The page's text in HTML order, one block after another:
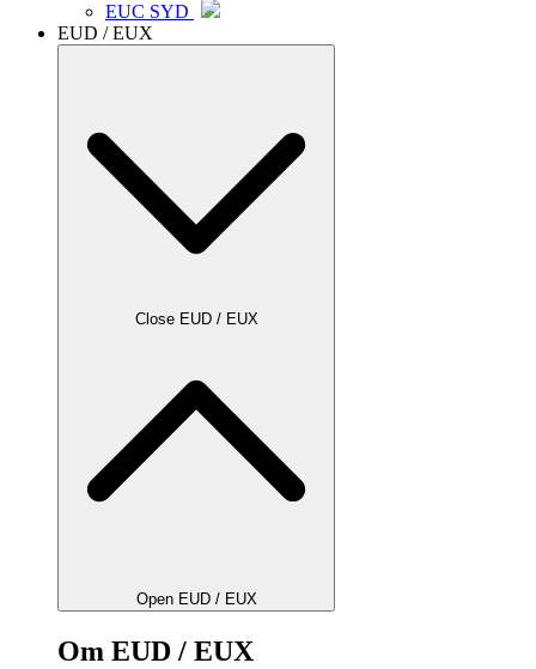
EUC SYD
EUD / EUX
Close EUD / EUX
Open EUD / EUX
Om EUD / EUX